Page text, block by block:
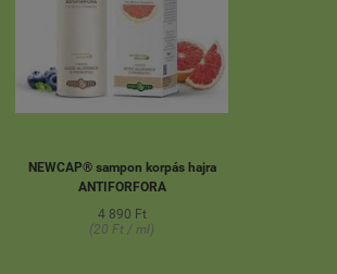
NEWCAP® sampon korpás hajra
ANTIFORFORA
4 890 Ft
(20 Ft / ml)